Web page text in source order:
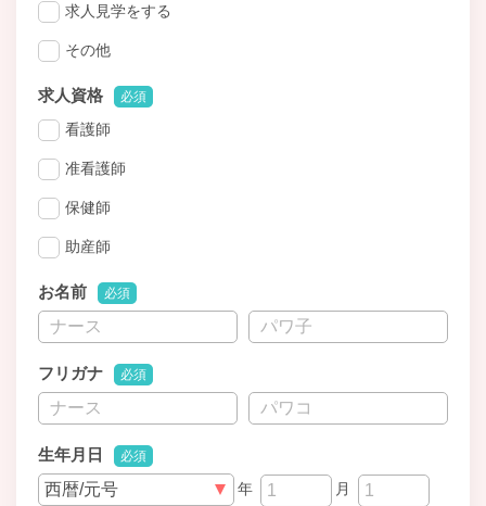
求人見学をする
その他
求人資格 必須
看護師
准看護師
保健師
助産師
お名前 必須
フリガナ 必須
生年月日 必須
年
月